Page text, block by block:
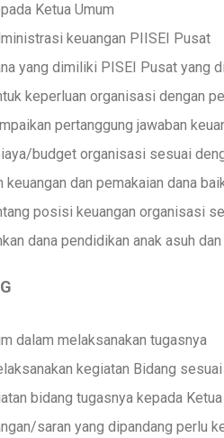
Ketua Umum
keuangan PIISEI Pusat
yang dimiliki PISEI Pusat yang
keperluan organisasi dengan
pertanggung jawaban
budget organisasi sesuai
keuangan dan pemakaian dana
posisi keuangan organisasi
dana pendidikan anak asuh
dalam melaksanakan tugasnya
kegiatan Bidang
bidang tugasnya kepada Ketua
saran yang dipandang perlu